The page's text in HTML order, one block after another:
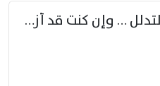
أفاطم مهلا بعض هذا التدلل … وإن كنت قد أزمعت صرمي فأجملي